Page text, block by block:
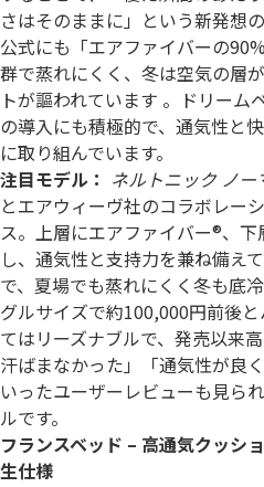
さはそのままに」という新発想
公式にも「エアファイバーの
群で蒸れにくく、冬は空気の層
トが謳われています 。ドリーム
の導入にも積極的で、通気性と
に取り組んでいます。
注目モデル： ネルトニック ノー
とエアウィーヴ社のコラボレー
ス。上層にエアファイバー®、
し、通気性と支持力を兼ね備え
で、夏場でも蒸れにくく冬も底
グルサイズで約100,000円前後
てはリーズナブルで、発売以来
汗ばまなかった」「通気性が良
いったユーザーレビューも見ら
ルです。
フランスベッド – 高通気クッシ
生仕様